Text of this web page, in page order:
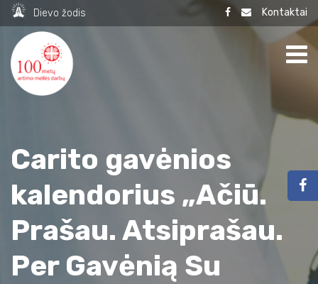
Dievo žodis Kontaktai
Carito gavėnios
kalendorius „Ačiū.
Prašau. Atsiprašau.
Per Gavėnią Su